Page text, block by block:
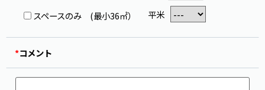
スペースのみ (最小36㎡）
平米
*コメント